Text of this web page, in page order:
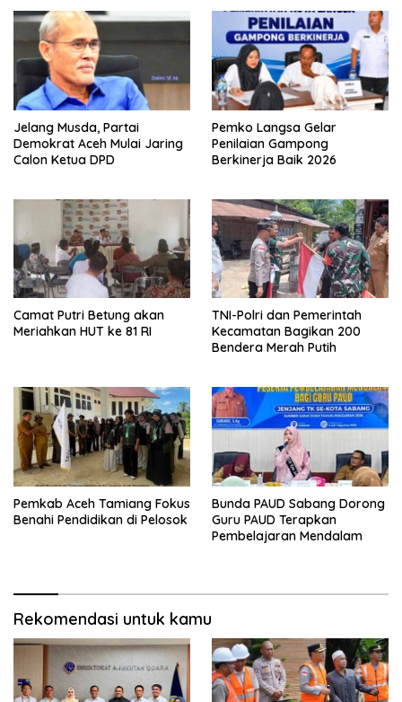
Jelang Musda, Partai
Demokrat Aceh Mulai Jaring
Calon Ketua DPD
Pemko Langsa Gelar
Penilaian Gampong
Berkinerja Baik 2026
Camat Putri Betung akan
Meriahkan HUT ke 81 RI
TNI-Polri dan Pemerintah
Kecamatan Bagikan 200
Bendera Merah Putih
Pemkab Aceh Tamiang Fokus
Benahi Pendidikan di Pelosok
Bunda PAUD Sabang Dorong
Guru PAUD Terapkan
Pembelajaran Mendalam
Rekomendasi untuk kamu